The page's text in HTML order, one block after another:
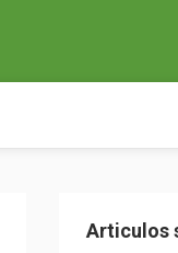
Articulos